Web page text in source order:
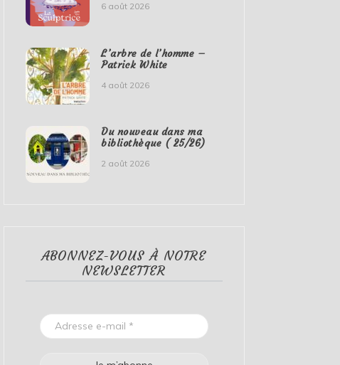
6 août 2026
L’arbre de l’homme –
Patrick White
4 août 2026
Du nouveau dans ma
bibliothèque ( 25/26)
2 août 2026
ABONNEZ-VOUS À NOTRE
NEWSLETTER